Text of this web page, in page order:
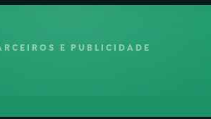
E PUBLICIDADE